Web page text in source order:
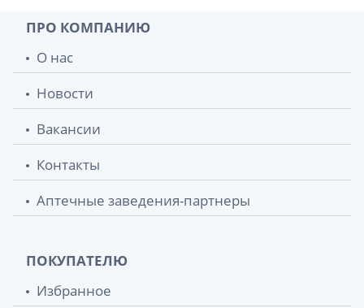
ПРО КОМПАНИЮ
О нас
Новости
Вакансии
Контакты
Аптечные заведения-партнеры
ПОКУПАТЕЛЮ
Избранное